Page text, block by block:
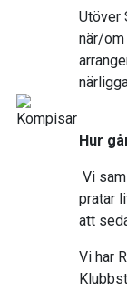
Utöver
när/om
Hur
Vi
pratar
att
Vi har